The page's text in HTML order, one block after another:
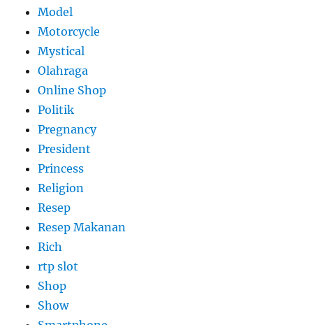
Model
Motorcycle
Mystical
Olahraga
Online Shop
Politik
Pregnancy
President
Princess
Religion
Resep
Resep Makanan
Rich
rtp slot
Shop
Show